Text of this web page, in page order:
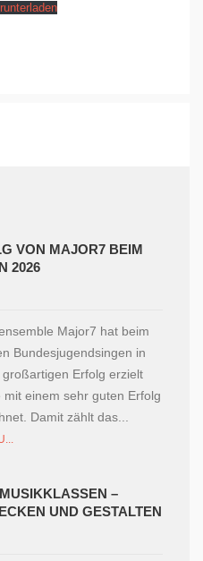
VON MAJOR7 BEIM B
Major7 hat beim
Bundesjugendsingen in
großartigen Erfolg erzielt
mit einem sehr guten Erfolg
Damit zählt das...
–
UND GESTALTEN